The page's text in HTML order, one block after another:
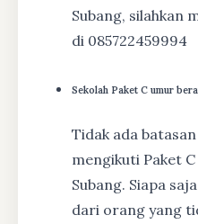
Subang, silahkan
di 085722459994
Sekolah Paket C umur
Tidak ada
mengikuti Paket
Subang. Siapa
dari orang yang